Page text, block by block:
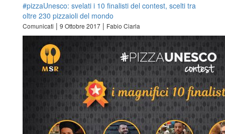
#pizzaUnesco: svelati i 10 finalisti del contest, scelti tra
oltre 230 pizzaioli del mondo
Comunicati | 9 Ottobre 2017 | Fabio Ciarla